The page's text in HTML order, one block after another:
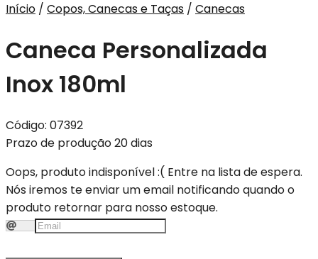
Início / Copos, Canecas e Taças / Canecas
Caneca Personalizada
Inox 180ml
Código: 07392
Prazo de produção 20 dias
Oops, produto indisponível :( Entre na lista de espera.
Nós iremos te enviar um email notificando quando o
produto retornar para nosso estoque.